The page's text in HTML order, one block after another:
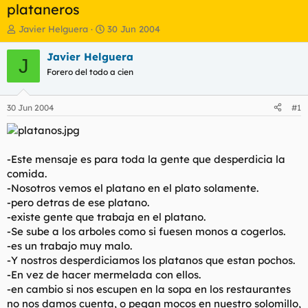
plataneros
I
n
i
a
d
o
r
d
l
t
e
m
a
Javier Helguera
F
e
c
h
a
i
i
30 Jun 2004
J Javier Helguera
Forero del todo a cien
30 Jun 2004 #1
-Este mensaje es para toda la gente que desperdicia la
comida.
-Nosotros vemos el platano en el plato solamente.
-pero detras de ese platano.
-existe gente que trabaja en el platano.
-Se sube a los arboles como si fuesen monos a cogerlos.
-es un trabajo muy malo.
-Y nostros desperdiciamos los platanos que estan pochos.
-En vez de hacer mermelada con ellos.
-en cambio si nos escupen en la sopa en los restaurantes
no nos damos cuenta, o pegan mocos en nuestro solomillo,